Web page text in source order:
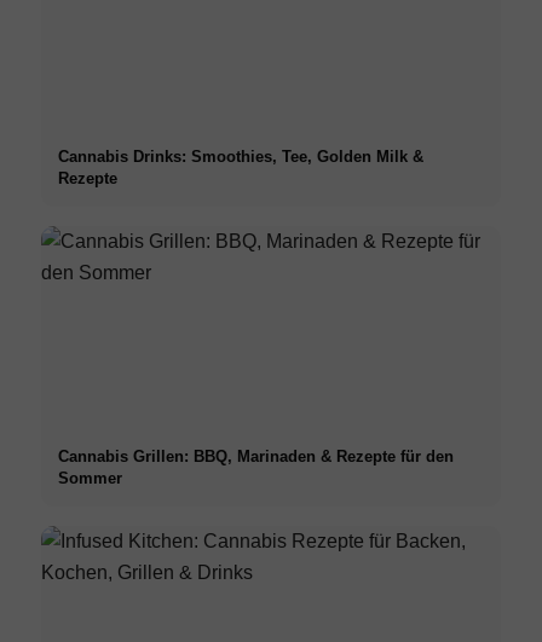
Cannabis Drinks: Smoothies, Tee, Golden Milk &
Rezepte
Cannabis Grillen: BBQ, Marinaden & Rezepte für den
Sommer